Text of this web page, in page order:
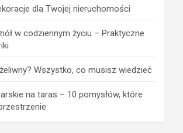
dla Twojej nieruchomości
w codziennym życiu – Praktyczne
Wszystko, co musisz wiedzieć
na taras – 10 pomysłów, które